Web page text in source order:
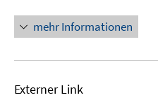
mehr Informationen
Externer Link